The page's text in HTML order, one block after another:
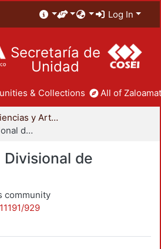
Log In
Secretaría de
Unidad
& Collections All of
División de Ciencias y Artes para el Diseño
Coordinación Divisional de Vinculación
de
community
929